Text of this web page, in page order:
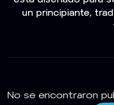
un principiante,
No se encontraron